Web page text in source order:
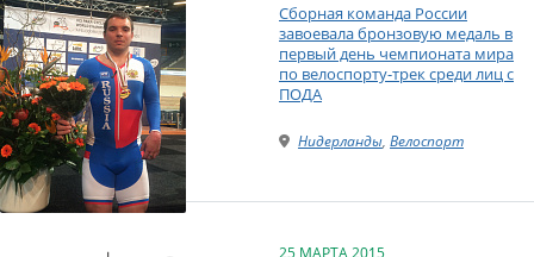
Сборная команда России
завоевала бронзовую медаль в
первый день чемпионата мира
по велоспорту-трек среди лиц с
ПОДА
Нидерланды, Велоспорт
25 МАРТА 2015